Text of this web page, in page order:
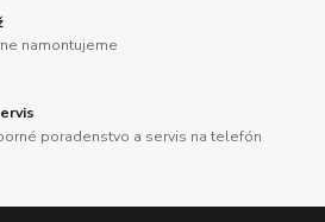
namontujeme
poradenstvo a servis na telefón